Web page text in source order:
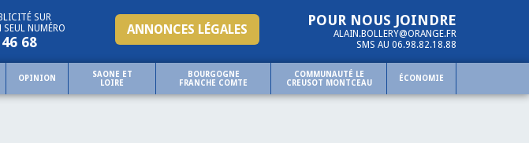
POUR NOUS JOINDRE
ALAIN.BOLLERY@ORANGE.FR
SMS AU 06.98.82.18.88
ANNONCES LÉGALES
SUR
NUMÉRO
68
OPINION
SAONE ET
LOIRE
BOURGOGNE
FRANCHE COMTE
COMMUNAUTÉ LE
CREUSOT MONTCEAU
ÉCONOMIE